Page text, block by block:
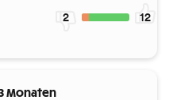
2 12
Monaten